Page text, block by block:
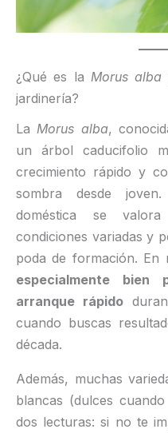
¿Qué es laMorus alba
jardinería?
LaMorus alba,
un árbol caducifolio
crecimiento rápido y
sombra desde
doméstica se
condiciones variadas y
poda de formación. En
especialmente
arranque rápido
cuando buscas
década.
Además, muchas
blancas (dulces
dos lecturas: si no te